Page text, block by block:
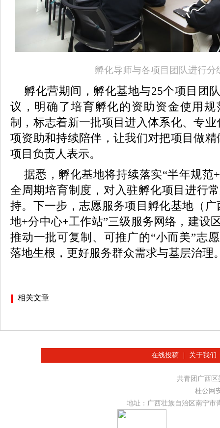
孵化导师与各项目团队进行分
孵化营期间，孵化基地与25个项目团
议，明确了培育孵化的资助资金使用
制，标志着新一批项目进入体系化、专
项资助和持续陪伴，让我们对把项目做
项目负责人表示。
据悉，孵化基地将持续落实“半年规范
全周期培育制度，对入驻孵化项目进行
持。下一步，志愿服务项目孵化基地（
地+分中心+工作站”三级服务网络，建设
推动一批可复制、可推广的“小而美”志
落地生根，更好服务群众需求与基层治理
相关文章
在线投稿 关于我们
共青团广西
桂公网
地址：广西壮族自治区南宁市